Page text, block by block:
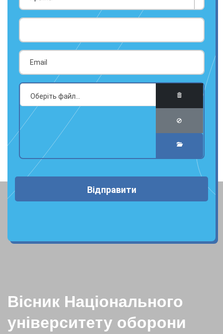
Відправити
Вісник Національного
університету оборони